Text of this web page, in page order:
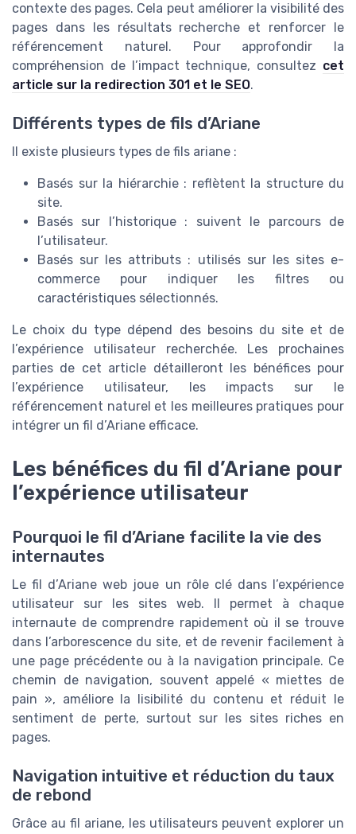
contexte des pages. Cela peut améliorer la visibilité des
pages dans les résultats recherche et renforcer le
référencement naturel. Pour approfondir la
compréhension de l’impact technique, consultez cet
article sur la redirection 301 et le SEO.
Différents types de fils d’Ariane
Il existe plusieurs types de fils ariane :
Basés sur la hiérarchie : reflètent la structure du
site.
Basés sur l’historique : suivent le parcours de
l’utilisateur.
Basés sur les attributs : utilisés sur les sites e-
commerce pour indiquer les filtres ou
caractéristiques sélectionnés.
Le choix du type dépend des besoins du site et de
l’expérience utilisateur recherchée. Les prochaines
parties de cet article détailleront les bénéfices pour
l’expérience utilisateur, les impacts sur le
référencement naturel et les meilleures pratiques pour
intégrer un fil d’Ariane efficace.
Les bénéfices du fil d’Ariane pour
l’expérience utilisateur
Pourquoi le fil d’Ariane facilite la vie des
internautes
Le fil d’Ariane web joue un rôle clé dans l’expérience
utilisateur sur les sites web. Il permet à chaque
internaute de comprendre rapidement où il se trouve
dans l’arborescence du site, et de revenir facilement à
une page précédente ou à la navigation principale. Ce
chemin de navigation, souvent appelé « miettes de
pain », améliore la lisibilité du contenu et réduit le
sentiment de perte, surtout sur les sites riches en
pages.
Navigation intuitive et réduction du taux
de rebond
Grâce au fil ariane, les utilisateurs peuvent explorer un